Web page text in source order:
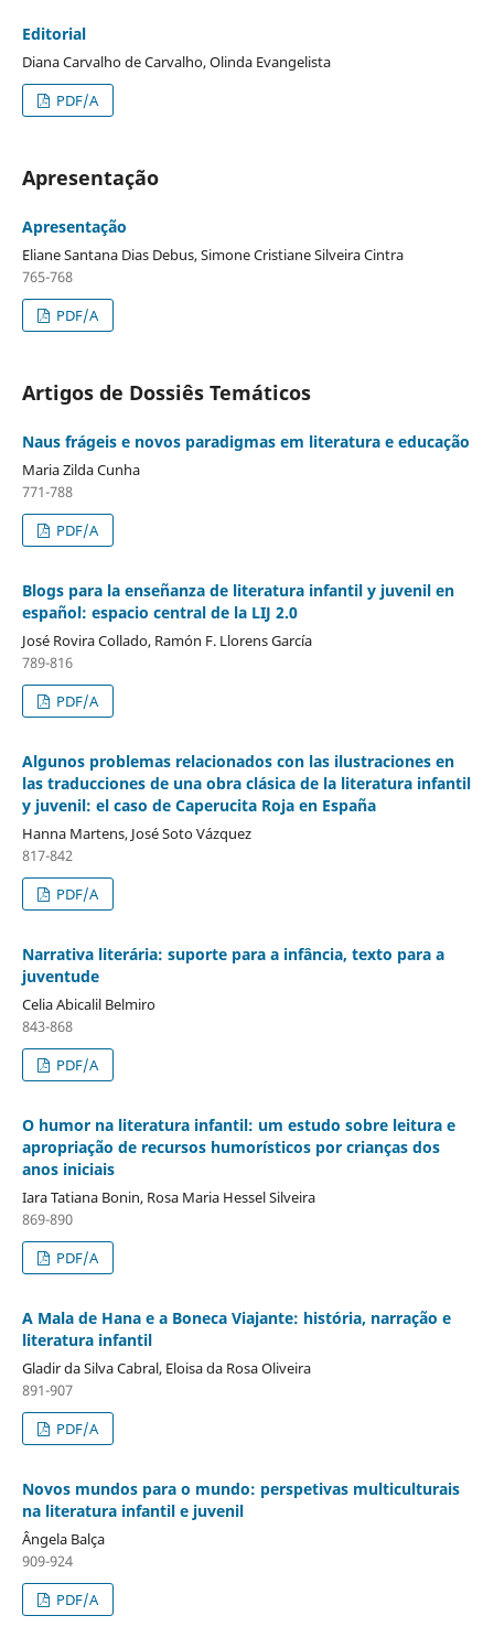
Editorial
Diana Carvalho de Carvalho, Olinda Evangelista
PDF/A
Apresentação
Apresentação
Eliane Santana Dias Debus, Simone Cristiane Silveira Cintra
765-768
PDF/A
Artigos de Dossiês Temáticos
Naus frágeis e novos paradigmas em literatura e educação
Maria Zilda Cunha
771-788
PDF/A
Blogs para la enseñanza de literatura infantil y juvenil en
español: espacio central de la LIJ 2.0
José Rovira Collado, Ramón F. Llorens García
789-816
PDF/A
Algunos problemas relacionados con las ilustraciones en
las traducciones de una obra clásica de la literatura infantil
y juvenil: el caso de Caperucita Roja en España
Hanna Martens, José Soto Vázquez
817-842
PDF/A
Narrativa literária: suporte para a infância, texto para a
juventude
Celia Abicalil Belmiro
843-868
PDF/A
O humor na literatura infantil: um estudo sobre leitura e
apropriação de recursos humorísticos por crianças dos
anos iniciais
Iara Tatiana Bonin, Rosa Maria Hessel Silveira
869-890
PDF/A
A Mala de Hana e a Boneca Viajante: história, narração e
literatura infantil
Gladir da Silva Cabral, Eloisa da Rosa Oliveira
891-907
PDF/A
Novos mundos para o mundo: perspetivas multiculturais
na literatura infantil e juvenil
Ângela Balça
909-924
PDF/A